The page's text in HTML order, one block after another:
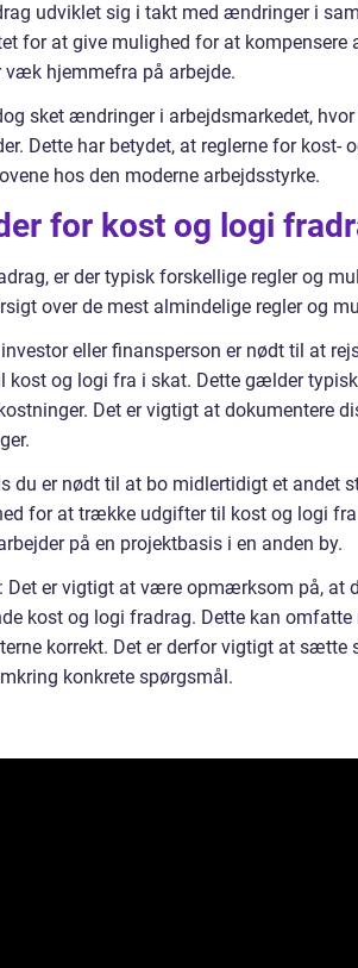
udviklet sig i takt med ændringer i
for at give mulighed for at kompensere
hjemmefra på arbejde.
sket ændringer i arbejdsmarkedet,
Dette har betydet, at reglerne for kost-
hos den moderne arbejdsstyrke.
for kost og logi
er der typisk forskellige regler og
over de mest almindelige regler og
eller finansperson er nødt til at
og logi fra i skat. Dette gælder
Det er vigtigt at dokumentere
du er nødt til at bo midlertidigt et andet
for at trække udgifter til kost og logi
på en projektbasis i en anden by.
Det er vigtigt at være opmærksom på, at
kost og logi fradrag. Dette kan
korrekt. Det er derfor vigtigt at sætte
konkrete spørgsmål.